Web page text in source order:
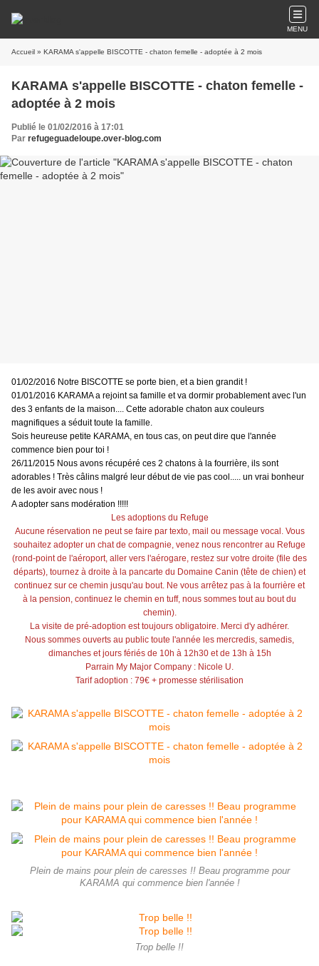
MENU
Accueil » KARAMA s'appelle BISCOTTE - chaton femelle - adoptée à 2 mois
KARAMA s'appelle BISCOTTE - chaton femelle -
adoptée à 2 mois
Publié le 01/02/2016 à 17:01
Par refugeguadeloupe.over-blog.com
01/02/2016 Notre BISCOTTE se porte bien, et a bien grandit !
01/01/2016 KARAMA a rejoint sa famille et va dormir probablement avec l'un
des 3 enfants de la maison.... Cette adorable chaton aux couleurs
magnifiques a séduit toute la famille.
Sois heureuse petite KARAMA, en tous cas, on peut dire que l'année
commence bien pour toi !
26/11/2015 Nous avons récupéré ces 2 chatons à la fourrière, ils sont
adorables ! Très câlins malgré leur début de vie pas cool..... un vrai bonheur
de les avoir avec nous !
A adopter sans modération !!!!!
Les adoptions du Refuge
Aucune réservation ne peut se faire par texto, mail ou message vocal. Vous
souhaitez adopter un chat de compagnie, venez nous rencontrer au Refuge
(rond-point de l'aéroport, aller vers l'aérogare, restez sur votre droite (file des
départs), tournez à droite à la pancarte du Domaine Canin (tête de chien) et
continuez sur ce chemin jusqu'au bout. Ne vous arrêtez pas à la fourrière et
à la pension, continuez le chemin en tuff, nous sommes tout au bout du
chemin).
La visite de pré-adoption est toujours obligatoire. Merci d'y adhérer.
Nous sommes ouverts au public toute l'année les mercredis, samedis,
dimanches et jours fériés de 10h à 12h30 et de 13h à 15h
Parrain My Major Company : Nicole U.
Tarif adoption : 79€ + promesse stérilisation
Plein de mains pour plein de caresses !! Beau programme pour
KARAMA qui commence bien l'année !
Trop belle !!